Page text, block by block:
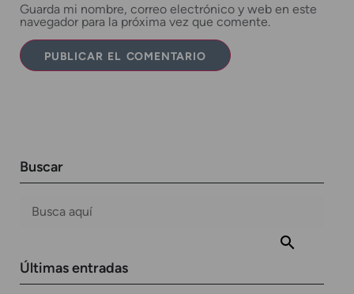
Guarda mi nombre, correo electrónico y web en este
navegador para la próxima vez que comente.
Buscar
Últimas entradas